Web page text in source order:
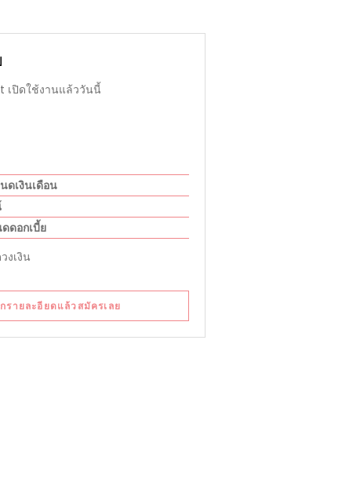
เปิดใช้งานแล้ววันนี้
ดเงินเดือน
ดอกเบี้ย
งเงิน
รายละอียดแล้วสมัครเลย